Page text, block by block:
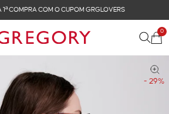
FRETE GRÁTIS NAS COMPRAS ACIMA DE R$ 899
0
- 29%